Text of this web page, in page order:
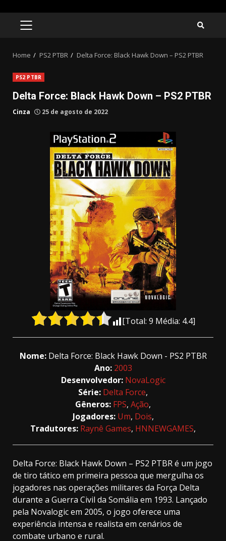
PRIMARY
Home PS2 PTBR Delta Force: Black Hawk Down – PS2 PTBR
PS2 PTBR
Delta Force: Black Hawk Down – PS2 PTBR
Cinza 25 de agosto de 2022
[Total: 9 Média: 4.4]
Nome: Delta Force: Black Hawk Down - PS2 PTBR
Ano: 2003
Desenvolvedor: NovaLogic
Série: Delta Force,
Gêneros: FPS, Ação,
Jogadores: Um, Dois,
Tradutores: Raynê Games, HNNEWGAMES,
Delta Force: Black Hawk Down – PS2 PTBR é um jogo
de tiro tático em primeira pessoa que mergulha os
jogadores nas operações militares da Força Delta
durante a Guerra Civil da Somália em 1993. Lançado
pela Novalogic em 2005, o jogo oferece uma
experiência intensa e realista em cenários de
combate urbano e rural.